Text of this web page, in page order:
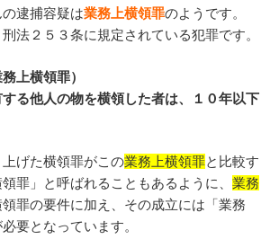
逮捕容疑は業務上横領罪のようです。
法２５３条に規定されている犯罪です。
上横領罪）
る他人の物を横領した者は、１０年以下
げた横領罪がこの業務上横領罪と比較す
罪」と呼ばれることもあるように、業務
罪の要件に加え、その成立には「業務
要となっています。